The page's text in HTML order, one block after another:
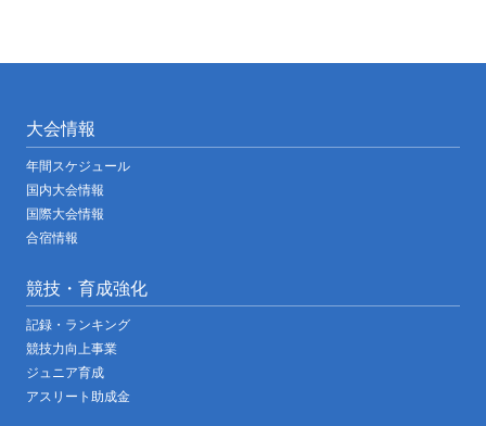
大会情報
年間スケジュール
国内大会情報
国際大会情報
合宿情報
競技・育成強化
記録・ランキング
競技力向上事業
ジュニア育成
アスリート助成金